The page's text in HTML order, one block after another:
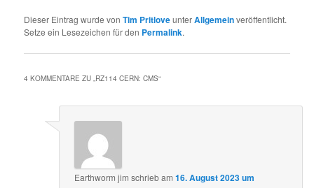
Dieser Eintrag wurde vonTim PritloveunterAllgemeinveröffentlicht.
Setze ein Lesezeichen für den Permalink.
4 KOMMENTARE ZU „ RZ114 CERN: CMS“
Earthworm jim schriebam16. August 2023 um